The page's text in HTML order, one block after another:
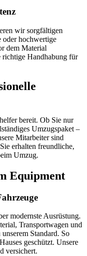
wir sorgfältigen
hochwertige
dem Material
richtige Handhabung für
bereit. Ob Sie nur
Umzugspaket –
Mitarbeiter sind
erhalten freundliche,
Umzug.
Equipment
modernste Ausrüstung.
Transportwagen und
Standard. So
geschützt. Unsere
versichert.